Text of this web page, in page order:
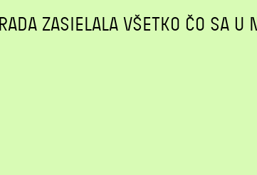
ZASIELALA VŠETKO ČO SA U